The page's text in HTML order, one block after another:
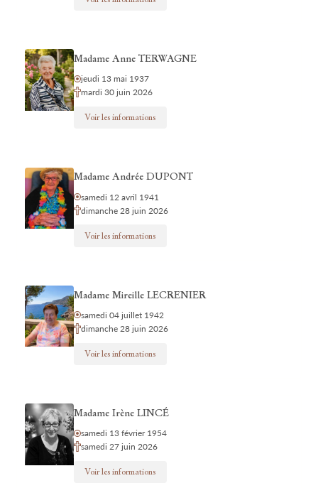
Madame Anne TERWAGNE
jeudi 13 mai 1937
mardi 30 juin 2026
Voir les informations
Madame Andrée DUPONT
samedi 12 avril 1941
dimanche 28 juin 2026
Voir les informations
Madame Mireille LECRENIER
samedi 04 juillet 1942
dimanche 28 juin 2026
Voir les informations
Madame Irène LINCÉ
samedi 13 février 1954
samedi 27 juin 2026
Voir les informations